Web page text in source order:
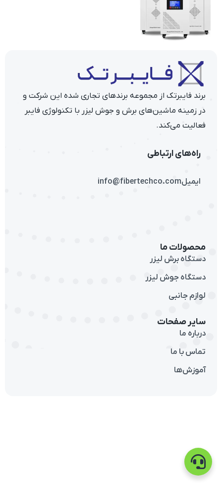
برند فایبرتک از مجموعه برندهای تجاری شده این شرکت و
در زمینه ماشین‌های برش و جوش لیزر با تکنولوژی فایبر
فعالیت می‌کند.
راه‌های ارتباطی
ایمیلinfo@fibertechco.com
محصولات ما
دستگاه برش لیزر
دستگاه جوش لیزر
لوازم جانبی
سایر صفحات
درباره ما
تماس با ما
آموزش‌ها